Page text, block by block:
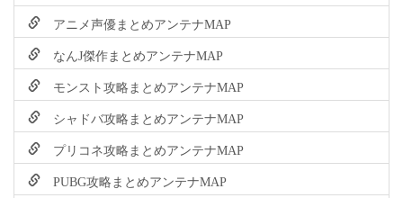
アニメ声優まとめアンテナMAP
なんJ傑作まとめアンテナMAP
モンスト攻略まとめアンテナMAP
シャドバ攻略まとめアンテナMAP
プリコネ攻略まとめアンテナMAP
PUBG攻略まとめアンテナMAP